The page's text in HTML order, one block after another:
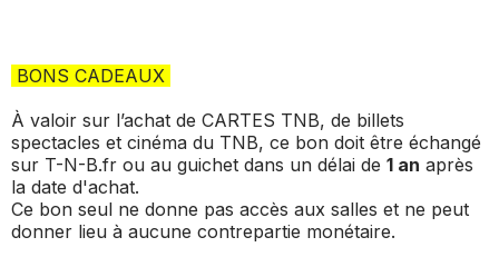
BONS CADEAUX
À valoir sur l’achat de CARTES TNB, de billets
spectacles et cinéma du TNB, ce bon doit être échangé
sur T-N-B.fr ou au guichet dans un délai de 1 an après
la date d'achat.
Ce bon seul ne donne pas accès aux salles et ne peut
donner lieu à aucune contrepartie monétaire.